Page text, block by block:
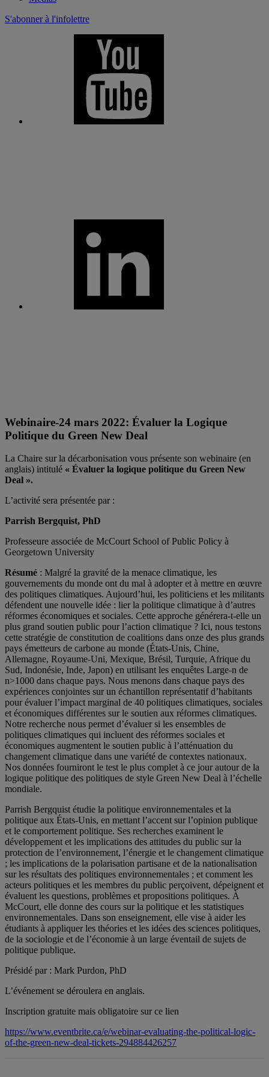
S'abonner à l'infolettre
Webinaire-24 mars 2022: Évaluer la Logique
Politique du Green New Deal
La Chaire sur la décarbonisation vous présente son webinaire (en
anglais) intitulé « Évaluer la logique politique du Green New
Deal ».
L’activité sera présentée par :
Parrish Bergquist, PhD
Professeure associée de McCourt School of Public Policy à
Georgetown University
Résumé : Malgré la gravité de la menace climatique, les
gouvernements du monde ont du mal à adopter et à mettre en œuvre
des politiques climatiques. Aujourd’hui, les politiciens et les militants
défendent une nouvelle idée : lier la politique climatique à d’autres
réformes économiques et sociales. Cette approche générera-t-elle un
plus grand soutien public pour l’action climatique ? Ici, nous testons
cette stratégie de constitution de coalitions dans onze des plus grands
pays émetteurs de carbone au monde (États-Unis, Chine,
Allemagne, Royaume-Uni, Mexique, Brésil, Turquie, Afrique du
Sud, Indonésie, Inde, Japon) en utilisant les enquêtes Large-n de
n>1000 dans chaque pays. Nous menons dans chaque pays des
expériences conjointes sur un échantillon représentatif d’habitants
pour évaluer l’impact marginal de 40 politiques climatiques, sociales
et économiques différentes sur le soutien aux réformes climatiques.
Notre recherche nous permet d’évaluer si les ensembles de
politiques climatiques qui incluent des réformes sociales et
économiques augmentent le soutien public à l’atténuation du
changement climatique dans une variété de contextes nationaux.
Nos données fourniront le test le plus complet à ce jour autour de la
logique politique des politiques de style Green New Deal à l’échelle
mondiale.
Parrish Bergquist étudie la politique environnementales et la
politique aux États-Unis, en mettant l’accent sur l’opinion publique
et le comportement politique. Ses recherches examinent le
développement et les implications des attitudes du public sur la
protection de l’environnement, l’énergie et le changement climatique
; les implications de la polarisation partisane et de la nationalisation
sur les résultats des politiques environnementales ; et comment les
acteurs politiques et les membres du public perçoivent, dépeignent et
évaluent les questions, problèmes et propositions politiques. À
McCourt, elle donne des cours sur la politique et les statistiques
environnementales. Dans son enseignement, elle vise à aider les
étudiants à appliquer les théories et les idées des sciences politiques,
de la sociologie et de l’économie à un large éventail de sujets de
politique publique.
Présidé par : Mark Purdon, PhD
L’événement se déroulera en anglais.
Inscription gratuite mais obligatoire sur ce lien
https://www.eventbrite.ca/e/webinar-evaluating-the-political-logic-
of-the-green-new-deal-tickets-294884426257